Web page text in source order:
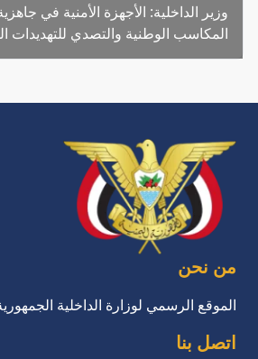
وزير الداخلية: الأجهزة الأمنية في
المكاسب الوطنية والتصدي للتهديدات
من نحن
الموقع الرسمي لوزارة الداخلية
اتصل بنا